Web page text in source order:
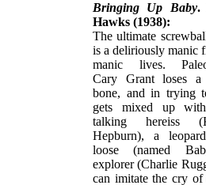
Bringing Up Baby.
Hawks (1938):
The ultimate
is a deliriously manic
manic lives.
Cary Grant loses a
bone, and in trying
gets mixed up
talking hereiss
Hepburn), a
loose (named
explorer (Charlie
can imitate the cry of